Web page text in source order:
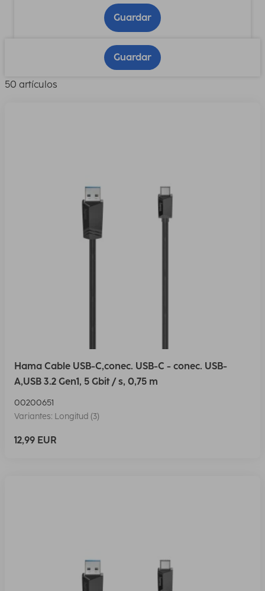
Guardar
Guardar
50 artículos
Hama Cable USB-C,conec. USB-C - conec. USB-
A,USB 3.2 Gen1, 5 Gbit / s, 0,75 m
00200651
Variantes: Longitud (3)
12,99 EUR